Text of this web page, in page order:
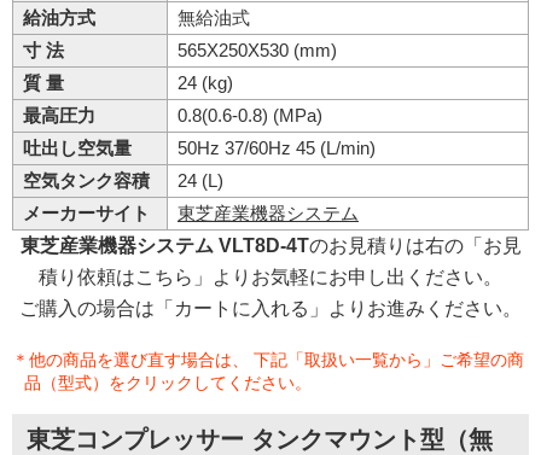
給油方式
無給油式
寸 法
565X250X530 (mm)
質 量
24 (kg)
最高圧力
0.8(0.6-0.8) (MPa)
吐出し空気量
50Hz 37/60Hz 45 (L/min)
空気タンク容積
24 (L)
メーカーサイト
東芝産業機器システム
東芝産業機器システム VLT8D-4Tのお見積りは右の「お見
積り依頼はこちら」よりお気軽にお申し出ください。
ご購入の場合は「カートに入れる」よりお進みください。
＊他の商品を選び直す場合は、 下記「取扱い一覧から」ご希望の商
品（型式）をクリックしてください。
東芝コンプレッサー タンクマウント型（無